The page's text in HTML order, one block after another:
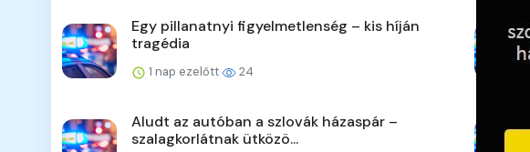
Egy pillanatnyi figyelmetlenség – kis híján
tragédia
1 nap ezelőtt 24
Aludt az autóban a szlovák házaspár –
szalagkorlátnak ütközö...